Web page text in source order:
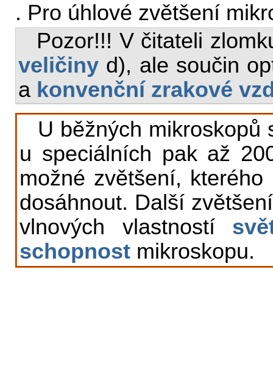
. Pro úhlové zvětšení
Pozor!!! V čitateli
veličiny d), ale součin
a konvenční zrakové
U běžných mikroskopů
u speciálních pak až
možné zvětšení,
dosáhnout. Další
vlnových vlastností
schopnost mikroskopu.